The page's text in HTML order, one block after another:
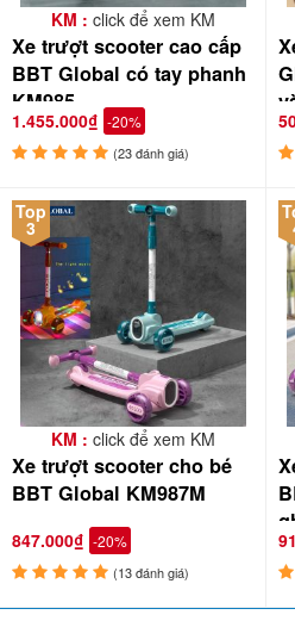
Tất cả đồ chơi trẻ em BBT Global
kiểm định chất lượng theo từng
KM : click để xem KM
Xe trượt scooter cao cấp
BBT Global có tay phanh
KM985
1.455.000₫ -20%
(23 đánh giá)
Top
3
KM : click để xem KM
Xe trượt scooter cho bé
BBT Global KM987M
847.000₫ -20%
(13 đánh giá)